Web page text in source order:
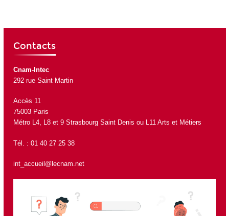
Contacts
Cnam-Intec
292 rue Saint Martin
Accès 11
75003 Paris
Métro L4, L8 et 9 Strasbourg Saint Denis ou L11 Arts et Métiers
Tél. : 01 40 27 25 38
int_accueil@lecnam.net